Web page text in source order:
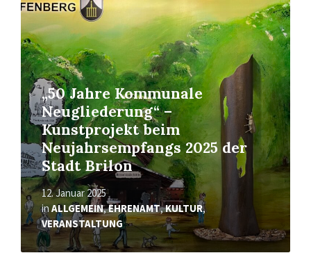
„50 Jahre Kommunale
Neugliederung“ –
Kunstprojekt beim
Neujahrsempfangs 2025 der
Stadt Brilon
12. Januar 2025
in ALLGEMEIN,EHRENAMT,KULTUR,
VERANSTALTUNG
erfahren